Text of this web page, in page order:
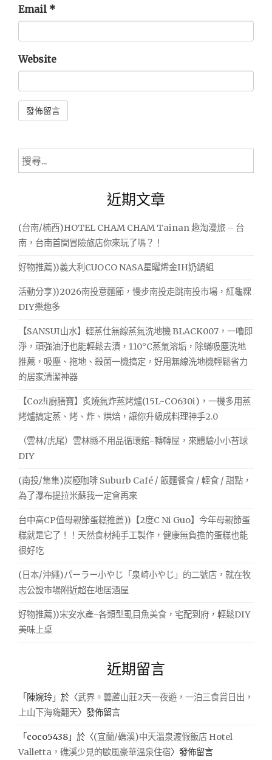
Email *
Website
搜
尋
近期文章
(台南/楠西)HOTEL CHAM CHAM Tainan 趣淘漫旅 – 台
南，台南首間冒險旅店你來玩了嗎？！
好物推薦))義大利CUOCO NASA星曜烯金IH奶鍋組
活動分享))2026南投意麵節，慢步南投走跳南投市場，紅龜粿
DIY樂趣多
【SANSUI山水】輕蒸仕無線蒸氣洗地機 BLACK007，一嚕即
淨，頑強油汙也能輕鬆去漬，110°C蒸氣溶垢，除蟎吸塵洗地
推薦，吸塵、拖地、殺菌一機搞定，好用無線洗地機輕鬆省力
的居家清潔神器
【Coz!i廚膳寶】炙燒氣炸蒸烤爐(15L-CO630i)，一機多用蒸
烤爐搞定蒸、烤、炸、烘焙，讓你升級成料理神手2.0
（雲林/虎尾）雲林縣不用品循環館-轉轉屋，來體驗小小苔球
DIY
(南投/集集)炭極咖啡 Suburb Café / 飯麵餐食 / 輕食 / 甜點，
為了瀑布提拉米蘇我一定會再來
台中高CP值母親節蛋糕推薦))【2度C Ni Guo】今年母親節蛋
糕就是它了！！天然食材純手工製作，健康無負擔的蛋糕也能
很好吃
(日本/沖繩)パーラー小やじ「泉崎小やじ」的二號店，就在牧
志公設市場附近超在地居酒屋
好物推薦))宋安水產-各類型虱目魚美食，宅配到府，輕鬆DIY
美味上桌
近期留言
「 陳婉玲 」於〈武界。蕓蘆山莊2天一夜遊，一泊三食賞日出，
上山下海嗨翻天〉發佈留言
「 coco5438 」於〈(宜蘭/礁溪)中天溫泉渡假飯店 Hotel
Valletta，礁溪少見的歐風豪華溫泉住宿〉發佈留言